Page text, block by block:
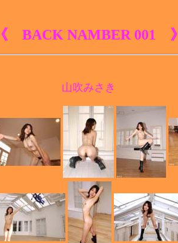
《 BACK NAMBER 001 》
山吹みさき